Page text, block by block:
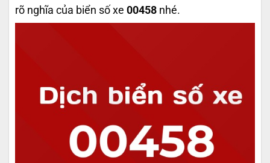
rõ nghĩa của biển số xe 00458 nhé.